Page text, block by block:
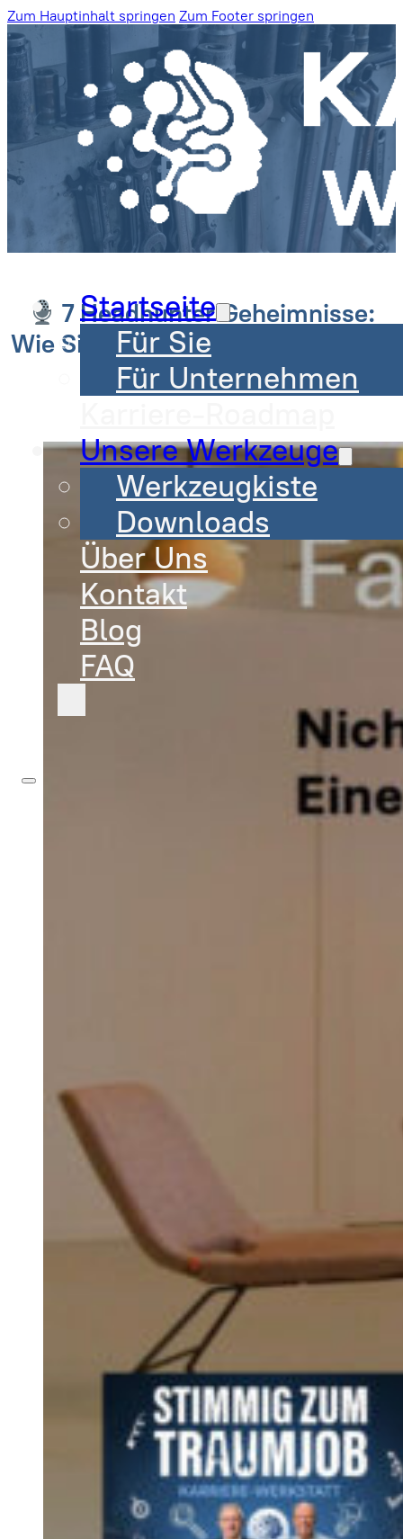
Zum Hauptinhalt springen Zum Footer springen
Startseite
Für Sie
Für Unternehmen
Unsere Werkzeuge
Werkzeugkiste
Downloads
Über Uns
Kontakt
Blog
FAQ
Blog
7 Headhunter Geheimnisse:
Wie Sie als Bewerber überzeugen
Peter Mörs | 18. August 2025